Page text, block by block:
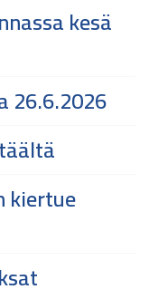
kesä
26.6.2026
kiertue